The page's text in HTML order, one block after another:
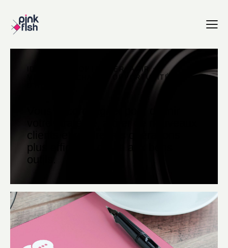
IDENTIFIER, OPTIMISER, AGIR :
MAXIMISER CHAQUE OPPORTUNITÉ
clients et rendre vos opérations
plus efficaces grâce aux bons
outils.